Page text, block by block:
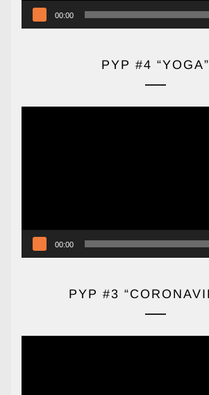
00:00
PYP #4 “YOGA”
00:00
PYP #3